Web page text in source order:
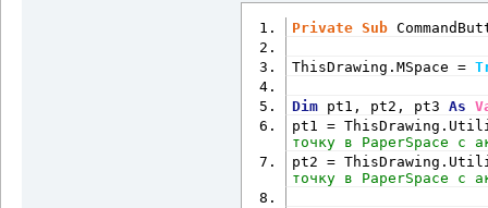
Private Sub
ThisDrawing.MSpace =
Dim pt1, pt2, pt3 As
pt1 =
точку в PaperSpace с
pt2 =
точку в PaperSpace с